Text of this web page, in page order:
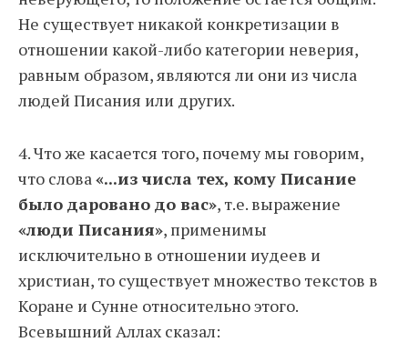
Не существует никакой конкретизации в
отношении какой-либо категории неверия,
равным образом, являются ли они из числа
людей Писания или других.
4. Что же касается того, почему мы говорим,
что слова «...из числа тех, кому Писание
было даровано до вас», т.е. выражение
«люди Писания», применимы
исключительно в отношении иудеев и
христиан, то существует множество текстов в
Коране и Сунне относительно этого.
Всевышний Аллах сказал: